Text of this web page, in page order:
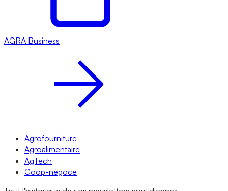
AGRA Business
Agrofourniture
Agroalimentaire
AgTech
Coop-négoce